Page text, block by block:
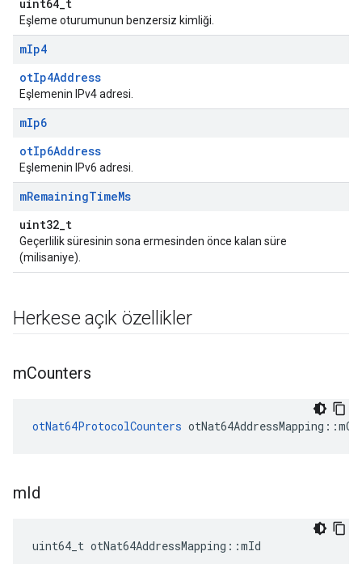
uint64_t
Eşleme oturumunun benzersiz kimliği.
mIp4
otIp4Address
Eşlemenin IPv4 adresi.
mIp6
otIp6Address
Eşlemenin IPv6 adresi.
mRemainingTimeMs
uint32_t
Geçerlilik süresinin sona ermesinden önce kalan süre
(milisaniye).
Herkese açık özellikler
mCounters
otNat64ProtocolCounters otNat64AddressMapping ::
mId
uint64_t otNat64AddressMapping ::mId